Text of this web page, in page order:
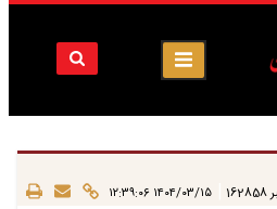
162858 ۱۴۰۴/۰۳/۱۵ ۱۲:۳۹:۰۶